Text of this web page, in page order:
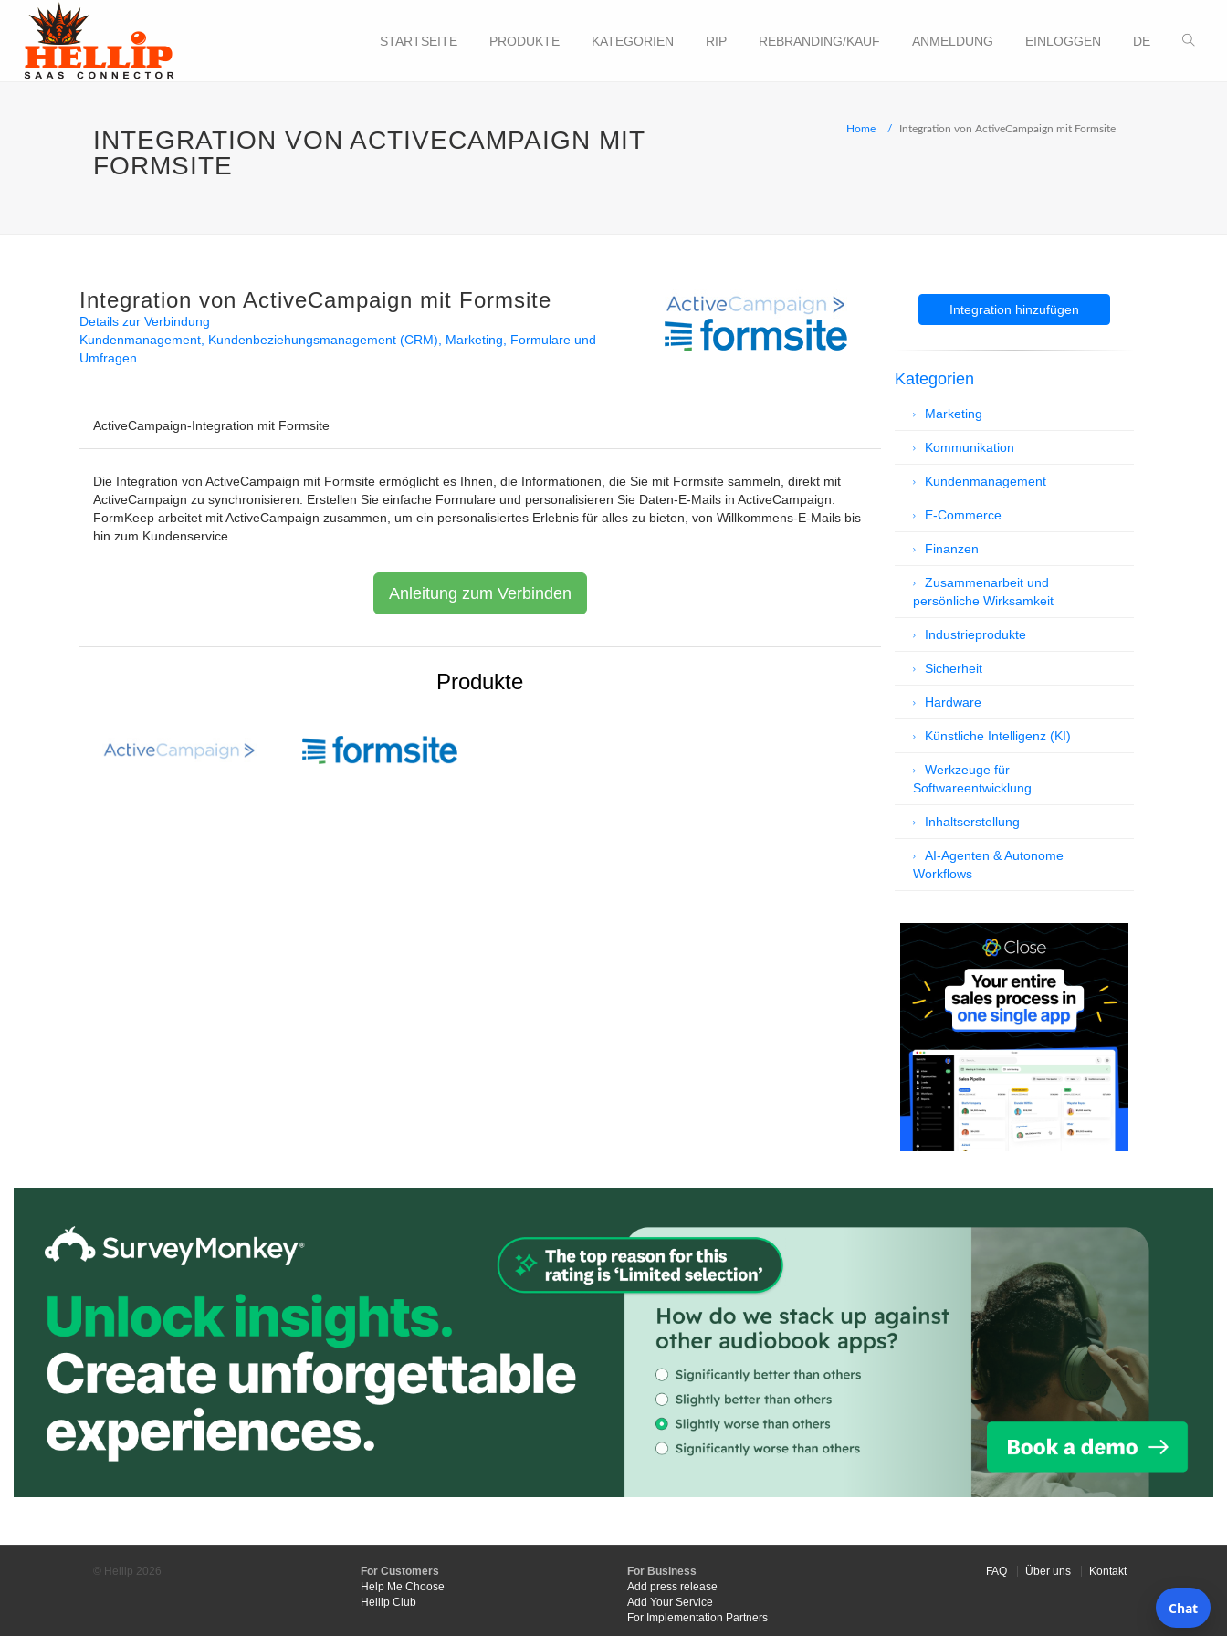
STARTSEITE PRODUKTE KATEGORIEN RIP REBRANDING/KAUF ANMELDUNG EINLOGGEN DE
INTEGRATION VON ACTIVECAMPAIGN MIT
FORMSITE
Home Integration von ActiveCampaign mit Formsite
Integration von ActiveCampaign mit Formsite
Details zur Verbindung
Kundenmanagement Kundenbeziehungsmanagement (CRM) Marketing
Formulare und
Umfragen
ActiveCampaign-Integration mit Formsite
Die Integration von ActiveCampaign mit Formsite ermöglicht es Ihnen, die Informationen, die Sie mit Formsite sammeln, direkt mit
ActiveCampaign zu synchronisieren. Erstellen Sie einfache Formulare und personalisieren Sie Daten-E-Mails in ActiveCampaign.
FormKeep arbeitet mit ActiveCampaign zusammen, um ein personalisiertes Erlebnis für alles zu bieten, von Willkommens-E-Mails bis
hin zum Kundenservice.
Anleitung zum Verbinden
Produkte
Integration hinzufügen
Kategorien
Marketing
Kommunikation
Kundenmanagement
E-Commerce
Finanzen
Zusammenarbeit und
persönliche Wirksamkeit
Industrieprodukte
Sicherheit
Hardware
Künstliche Intelligenz (KI)
Werkzeuge für
Softwareentwicklung
Inhaltserstellung
AI-Agenten & Autonome
Workflows
© Hellip 2026
For Customers
Help Me Choose
Hellip Club
For Business
Add press release
Add Your Service
For Implementation Partners
FAQ Über uns Kontakt